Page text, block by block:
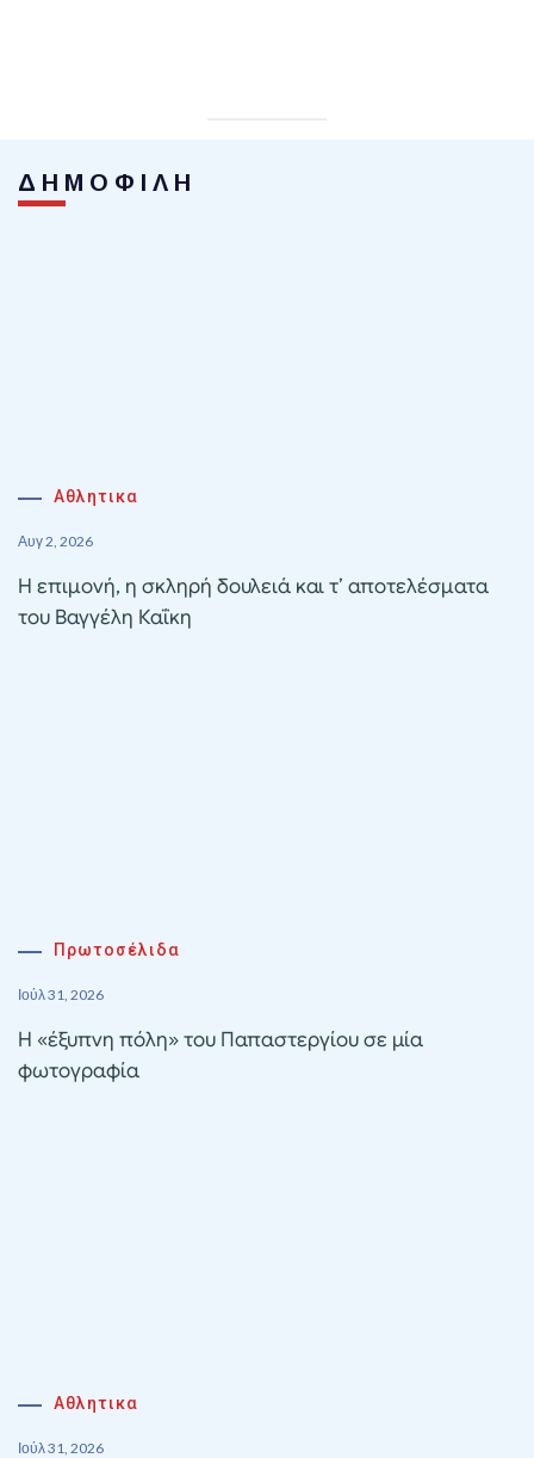
ΔΗΜΟΦΙΛΗ
Αθλητικα
Αυγ 2, 2026
Η επιμονή, η σκληρή δουλειά και τ’ αποτελέσματα
του Βαγγέλη Καΐκη
Πρωτοσέλιδα
Ιούλ 31, 2026
Η «έξυπνη πόλη» του Παπαστεργίου σε μία
φωτογραφία
Αθλητικα
Ιούλ 31, 2026